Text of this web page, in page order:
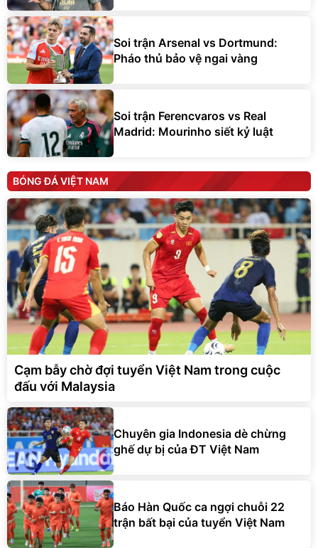
Soi trận Arsenal vs Dortmund:
Pháo thủ bảo vệ ngai vàng
Soi trận Ferencvaros vs Real
Madrid: Mourinho siết kỷ luật
BÓNG ĐÁ VIỆT NAM
Cạm bẫy chờ đợi tuyển Việt Nam trong cuộc
đấu với Malaysia
Chuyên gia Indonesia dè chừng
ghế dự bị của ĐT Việt Nam
Báo Hàn Quốc ca ngợi chuỗi 22
trận bất bại của tuyển Việt Nam